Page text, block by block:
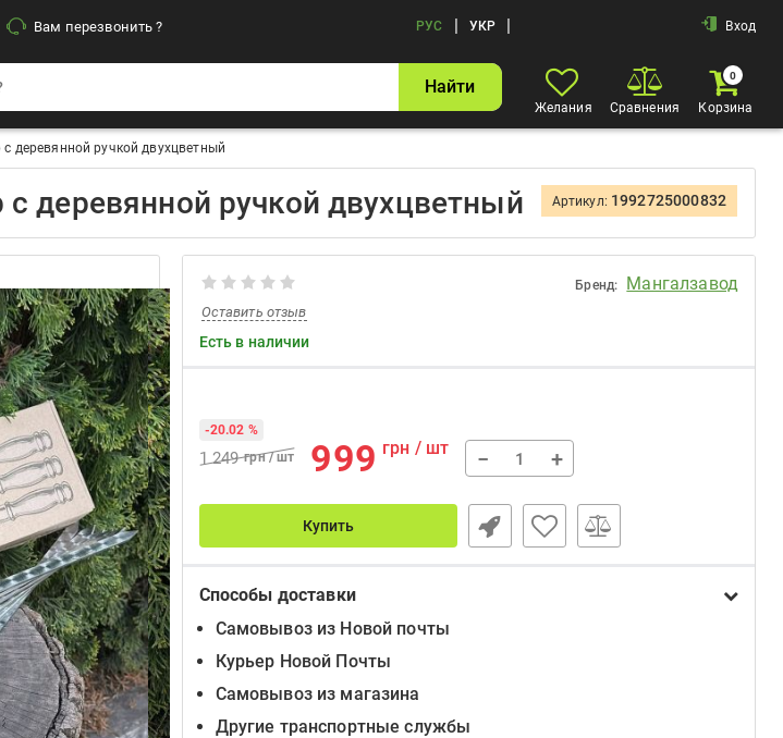
Вам перезвонить ? РУС | УКР | Вход
Найти
Желания Сравнения
0
Корзина
деревянной ручкой двухцветный
деревянной ручкой двухцветный Артикул: 1992725000832
Бренд: Мангалзавод
Оставить отзыв
Есть в наличии
1 249 грн / шт 999 грн / шт
-20.02 %
− +
Купить
Способы доставки
Самовывоз из Новой почты
Курьер Новой Почты
Самовывоз из магазина
Другие транспортные службы